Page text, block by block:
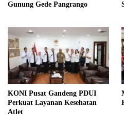
Gunung Gede Pangrango
KONI Pusat Gandeng PDUI
Perkuat Layanan Kesehatan
Atlet